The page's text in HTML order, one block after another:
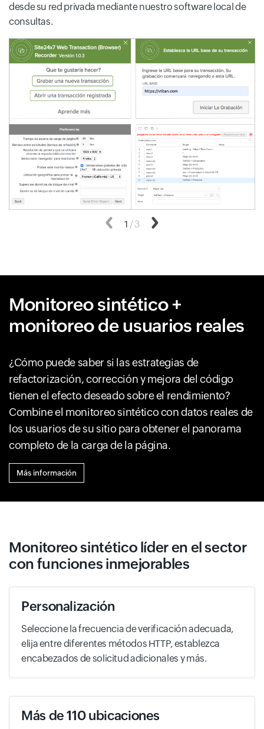
desde su red privada mediante nuestro software local de
consultas.
Anterior
1 /3
Monitoreo sintético +
monitoreo de usuarios reales
¿Cómo puede saber si las estrategias de
refactorización, corrección y mejora del código
tienen el efecto deseado sobre el rendimiento?
Combine el monitoreo sintético con datos reales de
los usuarios de su sitio para obtener el panorama
completo de la carga de la página.
Más información
Monitoreo sintético líder en el sector
con funciones inmejorables
Personalización
Seleccione la frecuencia de verificación adecuada,
elija entre diferentes métodos HTTP, establezca
encabezados de solicitud adicionales y más.
Más de 110 ubicaciones